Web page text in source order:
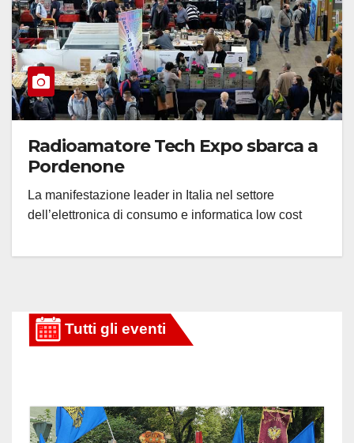
Radioamatore Tech Expo sbarca a
Pordenone
La manifestazione leader in Italia nel settore
dell’elettronica di consumo e informatica low cost